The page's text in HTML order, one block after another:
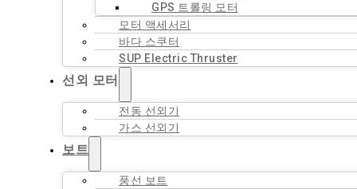
GPS 트롤링 모터
모터 액세서리
바다 스쿠터
SUP Electric Thruster
선외 모터
전동 선외기
가스 선외기
보트
풍선 보트